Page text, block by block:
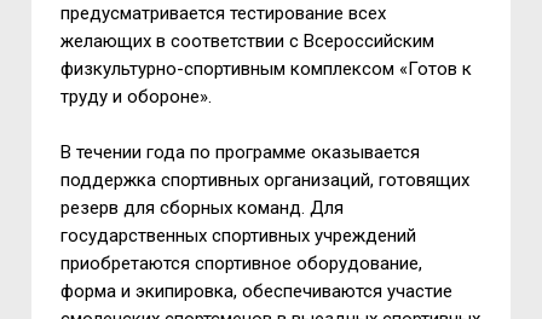
предусматривается тестирование всех
желающих в соответствии с Всероссийским
физкультурно-спортивным комплексом «Готов к
труду и обороне».
В течении года по программе оказывается
поддержка спортивных организаций, готовящих
резерв для сборных команд. Для
государственных спортивных учреждений
приобретаются спортивное оборудование,
форма и экипировка, обеспечиваются участие